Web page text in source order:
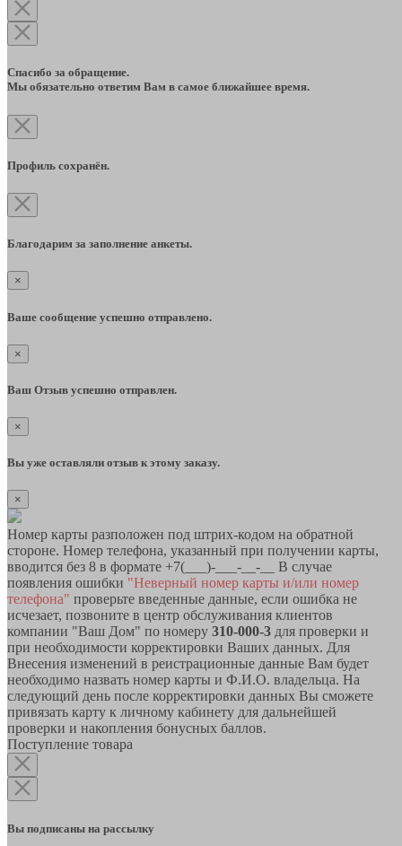
Спасибо за обращение.
Мы обязательно ответим Вам в самое ближайшее время.
Профиль сохранён.
Благодарим за заполнение анкеты.
×
Ваше сообщение успешно отправлено.
×
Ваш Отзыв успешно отправлен.
×
Вы уже оставляли отзыв к этому заказу.
×
Номер карты разположен под штрих-кодом на обратной
стороне. Номер телефона, указанный при получении карты,
вводится без 8 в формате +7(___)-___-__-__ В случае
появления ошибки "Неверный номер карты и/или номер
телефона" проверьте введенные данные, если ошибка не
исчезает, позвоните в центр обслуживания клиентов
компании "Ваш Дом" по номеру 310-000-3 для проверки и
при необходимости корректировки Ваших данных. Для
Внесения изменений в реистрационные данные Вам будет
необходимо назвать номер карты и Ф.И.О. владельца. На
следующий день после корректировки данных Вы сможете
привязать карту к личному кабинету для дальнейшей
проверки и накопления бонусных баллов.
Поступление товара
Вы подписаны на рассылку